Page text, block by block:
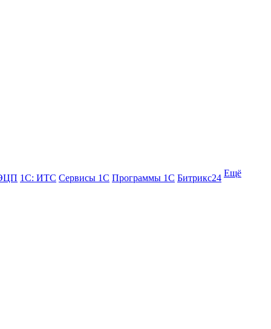
1С: ИТС Сервисы 1С Программы 1С Битрикс24 Ещё